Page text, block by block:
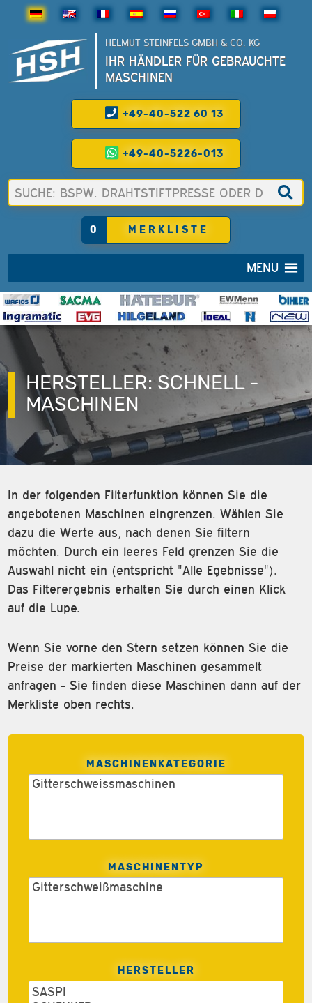
HELMUT STEINFELS GMBH & CO. KG
IHR HÄNDLER FÜR GEBRAUCHTE
MASCHINEN
+49-40-522 60 13
+49-40-5226-013
0 MERKLISTE
MENU
HERSTELLER: SCHNELL -
MASCHINEN
In der folgenden Filterfunktion können Sie die
angebotenen Maschinen eingrenzen. Wählen Sie
dazu die Werte aus, nach denen Sie filtern
möchten. Durch ein leeres Feld grenzen Sie die
Auswahl nicht ein (entspricht "Alle Egebnisse").
Das Filterergebnis erhalten Sie durch einen Klick
auf die Lupe.
Wenn Sie vorne den Stern setzen können Sie die
Preise der markierten Maschinen gesammelt
anfragen - Sie finden diese Maschinen dann auf der
Merkliste oben rechts.
MASCHINENKATEGORIE
MASCHINENTYP
HERSTELLER